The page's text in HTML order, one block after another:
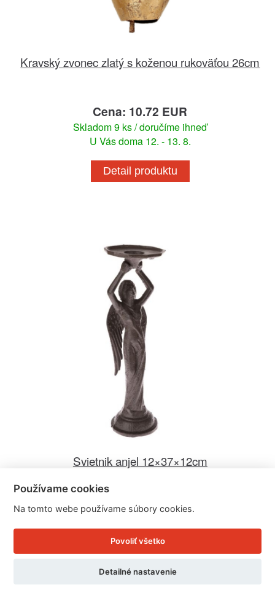
Kravský zvonec zlatý s koženou rukoväťou 26cm
Cena: 10.72 EUR
Skladom 9 ks / doručíme ihneď
U Vás doma 12. - 13. 8.
Detail produktu
Svietnik anjel 12×37×12cm
Cena: 46.75 EUR
Skladom doručíme ihneď
U Vás doma 12. - 13. 8.
Detail produktu
Používame cookies
Na tomto webe používame súbory cookies.
Povoliť všetko
Detailné nastavenie